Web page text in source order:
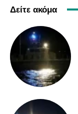
Δείτε ακόμα